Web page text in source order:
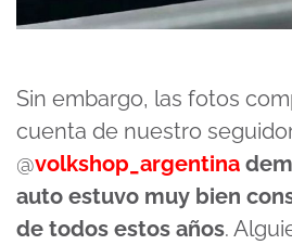
Sin embargo, las fotos
cuenta de nuestro
@volkshop_argentina
auto estuvo muy bien
de todos estos años.